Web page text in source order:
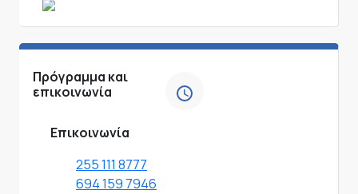
Πρόγραμμα και
επικοινωνία
Επικοινωνία
255 111 8777
694 159 7946